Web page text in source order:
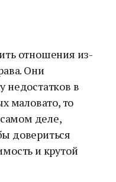
отношения из-
Они
недостатков в
маловато, то
самом деле,
довериться
и крутой